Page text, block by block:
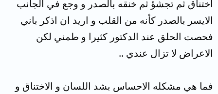
اختناق ثم تجشؤ ثم خنقه بالصدر و وجع في الجانب
الايسر بالصدر كأنه من القلب و اريد ان اذكر باني
فحصت الحلق عند الدكتور كثيرا و طمني لكن
الاعراض لا تزال عندي ..
فما هي مشكله الاحساس بشد اللسان و الاختناق و